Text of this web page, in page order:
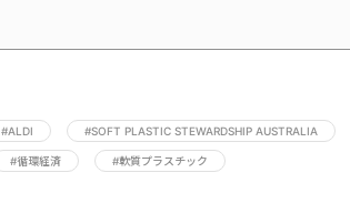
#ALDI #SOFT PLASTIC STEWARDSHIP AUSTRALIA
#循環経済 #軟質プラスチック